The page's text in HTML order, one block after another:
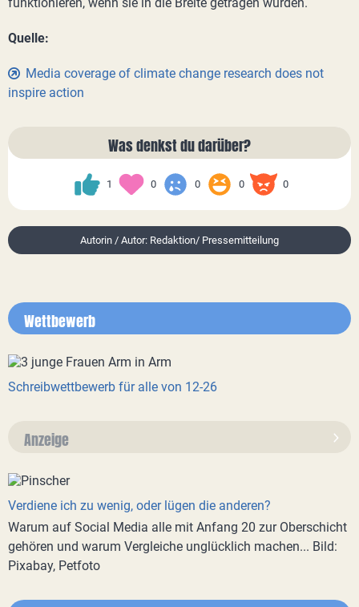
Quelle:
Media coverage of climate change research does not
inspire action
Was denkst du darüber?
1 0 0 0 0
Autorin / Autor: Redaktion/ Pressemitteilung
Wettbewerb
Schreibwettbewerb für alle von 12-26
Anzeige
Verdiene ich zu wenig, oder lügen die anderen?
Warum auf Social Media alle mit Anfang 20 zur Oberschicht
gehören und warum Vergleiche unglücklich machen... Bild:
Pixabay, Petfoto